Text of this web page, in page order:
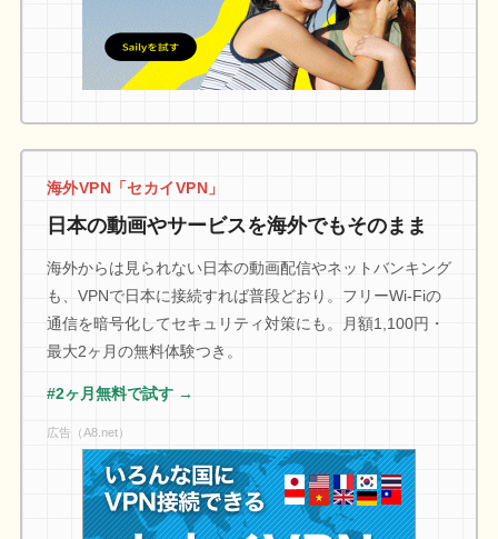
海外VPN「セカイVPN」
日本の動画やサービスを海外でもそのまま
海外からは見られない日本の動画配信やネットバンキング
も、VPNで日本に接続すれば普段どおり。フリーWi-Fiの
通信を暗号化してセキュリティ対策にも。月額1,100円・
最大2ヶ月の無料体験つき。
#2ヶ月無料で試す →
広告（A8.net）